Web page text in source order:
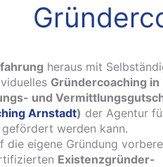
heraus mit
Gründercoaching in
und
Arnstadt) der Agentur
werden kann.
eigene Gründung
Existenzgründer-